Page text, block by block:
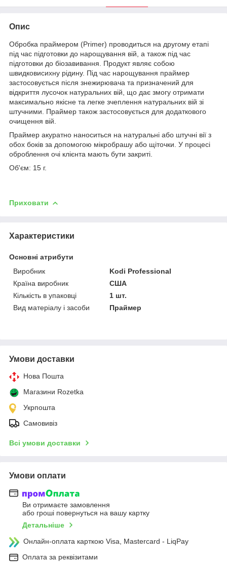
Опис
Обробка праймером (Primer) проводиться на другому етапі
під час підготовки до нарощування вій, а також під час
підготовки до біозавивання. Продукт являє собою
швидковисихну рідину. Під час нарощування праймер
застосовується після знежирювача та призначений для
відкриття лусочок натуральних вій, що дає змогу отримати
максимально якісне та легке зчеплення натуральних вій зі
штучними. Праймер також застосовується для додаткового
очищення вій.
Праймер акуратно наноситься на натуральні або штучні вії з
обох боків за допомогою мікробрашу або щіточки. У процесі
оброблення очі клієнта мають бути закриті.
Об'єм: 15 г.
Приховати
Характеристики
Основні атрибути
Виробник
Kodi Professional
Країна виробник
США
Кількість в упаковці
1 шт.
Вид матеріалу і засоби
Праймер
Умови доставки
Нова Пошта
Магазини Rozetka
Укрпошта
Самовивіз
Всі умови доставки
Умови оплати
Ви отримаєте замовлення
або гроші повернуться на вашу картку
Детальніше
Онлайн-оплата карткою Visa, Mastercard - LiqPay
Оплата за реквізитами